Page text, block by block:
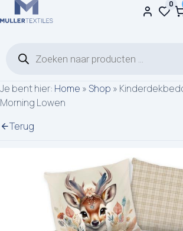
Ga naar de inhoud 0
Je bent hier: Home » Shop »
Morning Lowen
Terug